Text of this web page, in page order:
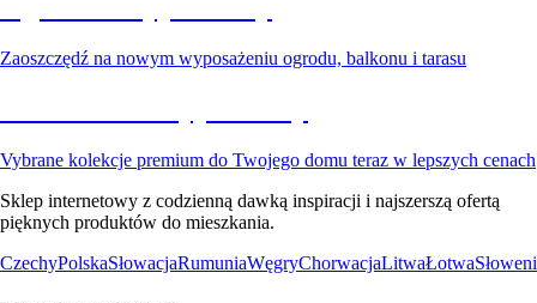
Zaoszczędź na nowym wyposażeniu ogrodu, balkonu i tarasu
Vybrane kolekcje premium do Twojego domu teraz w lepszych cenach
Sklep internetowy z codzienną dawką inspiracji i najszerszą ofertą
pięknych produktów do mieszkania.
CzechyPolskaSłowacjaRumuniaWęgryChorwacjaLitwaŁotwa